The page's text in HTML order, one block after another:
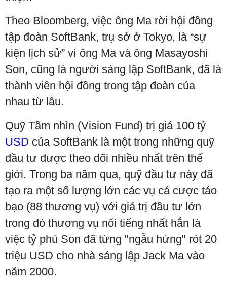
Theo Bloomberg, việc ông Ma rời hội đồng
tập đoàn SoftBank, trụ sở ở Tokyo, là “sự
kiện lịch sử” vì ông Ma và ông Masayoshi
Son, cũng là người sáng lập SoftBank, đã là
thành viên hội đồng trong tập đoàn của
nhau từ lâu.
Quỹ Tầm nhìn (Vision Fund) trị giá 100 tỷ
USD của SoftBank là một trong những quỹ
đầu tư được theo dõi nhiều nhất trên thế
giới. Trong ba năm qua, quỹ đầu tư này đã
tạo ra một số lượng lớn các vụ cá cược táo
bạo (88 thương vụ) với giá trị đầu tư lớn
trong đó thương vụ nổi tiếng nhất hẳn là
việc tỷ phú Son đã từng "ngẫu hứng" rót 20
triệu USD cho nhà sáng lập Jack Ma vào
năm 2000.